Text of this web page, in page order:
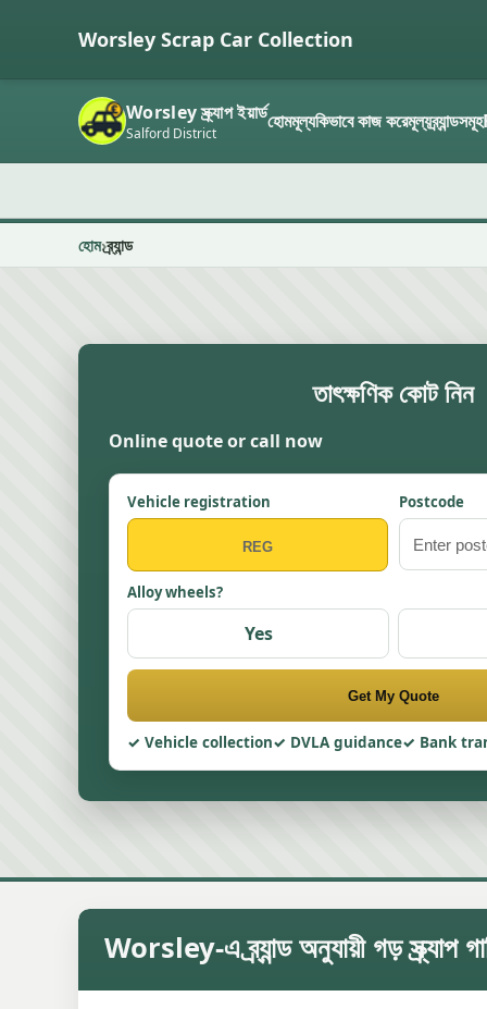
Worsley Scrap Car Collection
Worsley স্ক্র্যাপ ইয়ার্ড
Salford District হোমমূল্যকিভাবে কাজ করেমূল্যব্র্যান্ডসমূহ
হোম ব্র্যান্ড
তাৎক্ষণিক কোট নিন
Online quote or call now
Vehicle registration Postcode
Alloy wheels?
Yes
Get My Quote
Vehicle collection DVLA guidance Bank
Worsley-এ ব্র্যান্ড অনুযায়ী গড় স্ক্র্যাপ